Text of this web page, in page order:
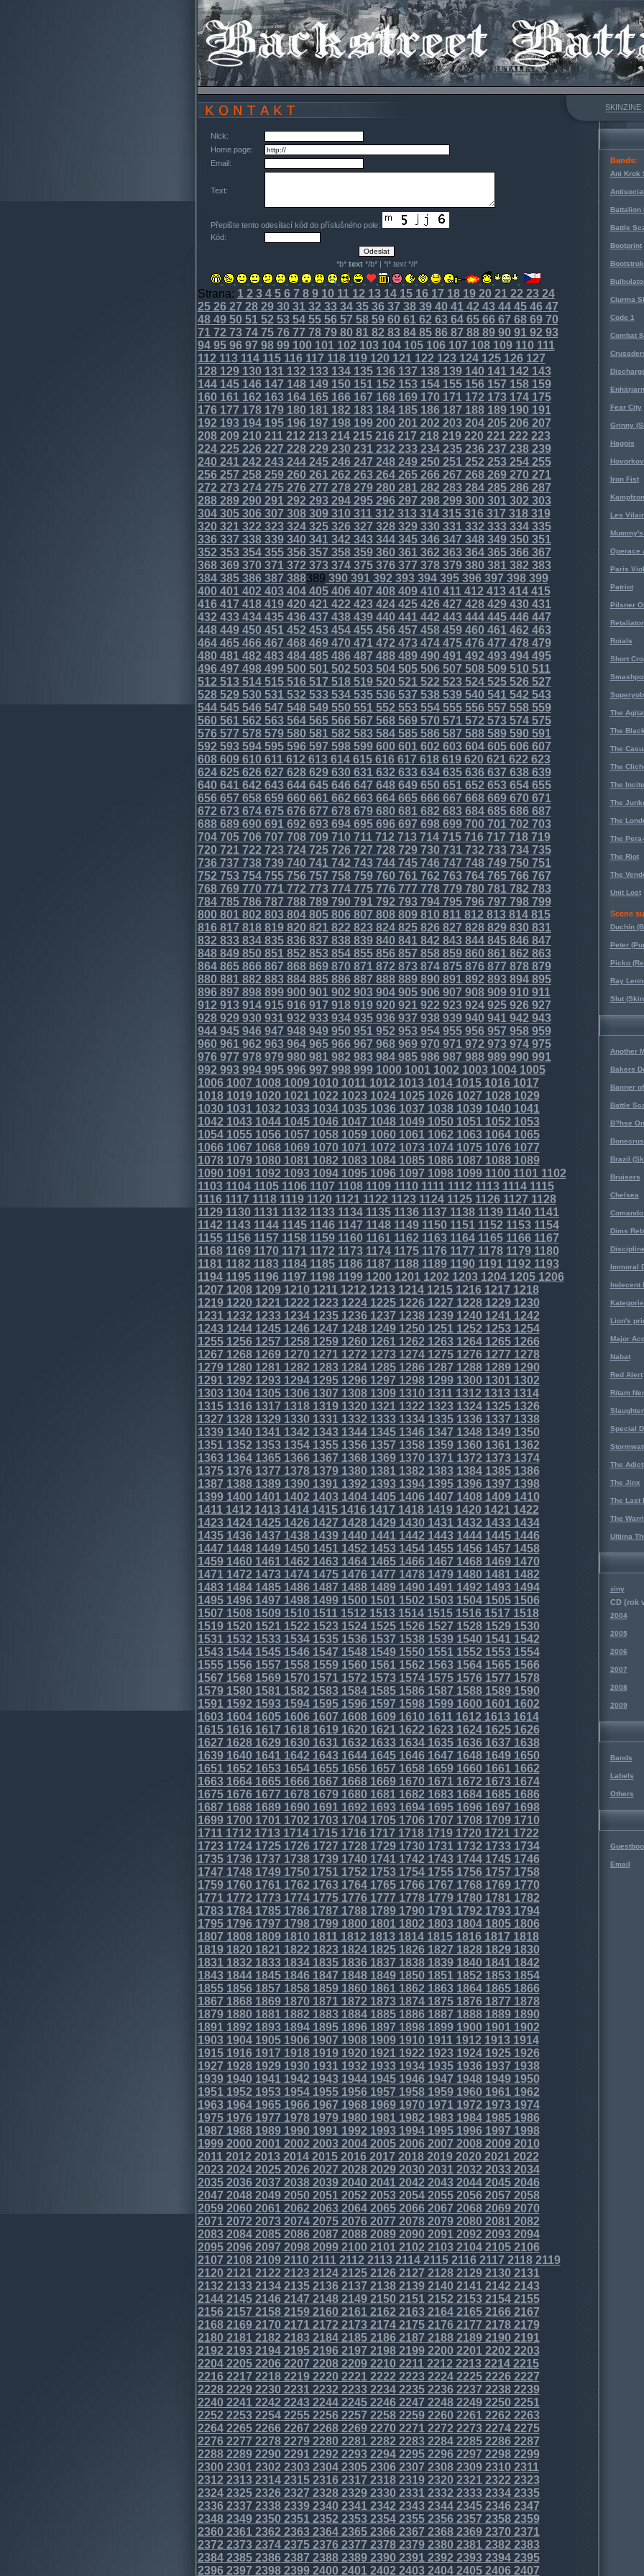
SKINZINE
Nick:
Home page:
Email:
Text:
Přepište tento odesílací kód do příslušného pole:
Kód:
*b* text*/b* | *i* text*/i*
Strana: 12 34567 89101112 1314151617 1819202122 2324
252627 2829303132 3334353637 3839404142 4344454647
4849505152 5354555657 5859606162 6364656667 686970
7172 7374757677 7879808182 8384858687 8889909192 93
94959697 9899100101102 103104105106107 108109110111
112 113114115116117 118119120121122 123124125126127
128129130131132 133134135136137 138139140141142 143
144145146147 148149150151152 153154155156157 158159
160161162 163164165166167 168169170171172 173174175
176177 178179180181182 183184185186187 188189190191
192 193194195196197 198199200201202 203204205206207
208209210211212 213214215216217 218219220221222 223
224225226227 228229230231232 233234235236237 238239
240241242 243244245246247 248249250251252 253254255
256257 258259260261262 263264265266267 268269270271
272 273274275276277 278279280281282 283284285286287
288289290291292 293294295296297 298299300301302 303
304305306307 308309310311312 313314315316317 318319
320321322 323324325326327 328329330331332 333334335
336337 338339340341342 343344345346347 348349350351
352 353354355356357 358359360361362 363364365366367
368369370371372 373374375376377 378379380381382 383
384385386387 388389 390391392 393394395396397 398399
400401402 403404405406407 408409410411412 413414415
416417 418419420421422 423424425426427 428429430431
432 433434435436437 438439440441442 443444445446447
448449450451452 453454455456457 458459460461462 463
464465466467 468469470471472 473474475476477 478479
480481482 483484485486487 488489490491492 493494495
496497 498499500501502 503504505506507 508509510511
512 513514515516517 518519520521522 523524525526527
528529530531532 533534535536537 538539540541542 543
544545546547 548549550551552 553554555556557 558559
560561562 563564565566567 568569570571572 573574575
576577 578579580581582 583584585586587 588589590591
592 593594595596597 598599600601602 603604605606607
608609610611612 613614615616617 618619620621622 623
624625626627 628629630631632 633634635636637 638639
640641642 643644645646647 648649650651652 653654655
656657 658659660661662 663664665666667 668669670671
672 673674675676677 678679680681682 683684685686687
688689690691692 693694695696697 698699700701702 703
704705706707 708709710711712 713714715716717 718719
720721722 723724725726727 728729730731732 733734735
736737 738739740741742 743744745746747 748749750751
752 753754755756757 758759760761762 763764765766767
768769770771772 773774775776777 778779780781782 783
784785786787 788789790791792 793794795796797 798799
800801802 803804805806807 808809810811812 813814815
816817 818819820821822 823824825826827 828829830831
832 833834835836837 838839840841842 843844845846847
848849850851852 853854855856857 858859860861862 863
864865866867 868869870871872 873874875876877 878879
880881882 883884885886887 888889890891892 893894895
896897 898899900901902 903904905906907 908909910911
912 913914915916917 918919920921922 923924925926927
928929930931932 933934935936937 938939940941942 943
944945946947 948949950951952 953954955956957 958959
960961962 963964965966967 968969970971972 973974975
976977 978979980981982 983984985986987 988989990991
992 993994995996997 998999100010011002 100310041005
10061007 10081009101010111012 10131014101510161017
10181019102010211022 10231024102510261027 10281029
103010311032 10331034103510361037 1038103910401041
1042 10431044104510461047 10481049105010511052 1053
1054105510561057 10581059106010611062 106310641065
10661067 10681069107010711072 10731074107510761077
10781079108010811082 10831084108510861087 10881089
109010911092 10931094109510961097 10981099110011011102
11031104110511061107 11081109111011111112 111311141115
11161117 11181119112011211122 11231124112511261127 1128
1129113011311132 11331134113511361137 1138113911401141
1142 11431144114511461147 11481149115011511152 11531154
115511561157 11581159116011611162 11631164116511661167
11681169117011711172 11731174117511761177 117811791180
11811182 11831184118511861187 11881189119011911192 1193
1194119511961197 11981199120012011202 1203120412051206
1207 12081209121012111212 12131214121512161217 1218
1219122012211222 12231224122512261227 122812291230
12311232 12331234123512361237 12381239124012411242
12431244124512461247 12481249125012511252 12531254
125512561257 12581259126012611262 1263126412651266
1267 12681269127012711272 12731274127512761277 1278
1279128012811282 12831284128512861287 128812891290
12911292 12931294129512961297 12981299130013011302
13031304130513061307 13081309131013111312 13131314
131513161317 13181319132013211322 1323132413251326
1327 13281329133013311332 13331334133513361337 1338
1339134013411342 13431344134513461347 134813491350
13511352 13531354135513561357 13581359136013611362
13631364136513661367 13681369137013711372 13731374
137513761377 13781379138013811382 1383138413851386
1387 13881389139013911392 13931394139513961397 1398
1399140014011402 14031404140514061407 140814091410
14111412 14131414141514161417 14181419142014211422
14231424142514261427 14281429143014311432 14331434
143514361437 14381439144014411442 1443144414451446
1447 14481449145014511452 14531454145514561457 1458
1459146014611462 14631464146514661467 146814691470
14711472 14731474147514761477 14781479148014811482
14831484148514861487 14881489149014911492 14931494
149514961497 14981499150015011502 1503150415051506
1507 15081509151015111512 15131514151515161517 1518
1519152015211522 15231524152515261527 152815291530
15311532 15331534153515361537 15381539154015411542
15431544154515461547 15481549155015511552 15531554
155515561557 15581559156015611562 1563156415651566
1567 15681569157015711572 15731574157515761577 1578
1579158015811582 15831584158515861587 158815891590
15911592 15931594159515961597 15981599160016011602
16031604160516061607 16081609161016111612 16131614
161516161617 16181619162016211622 1623162416251626
1627 16281629163016311632 16331634163516361637 1638
1639164016411642 16431644164516461647 164816491650
16511652 16531654165516561657 16581659166016611662
16631664166516661667 16681669167016711672 16731674
167516761677 16781679168016811682 1683168416851686
1687 16881689169016911692 16931694169516961697 1698
1699170017011702 17031704170517061707 170817091710
17111712 17131714171517161717 17181719172017211722
17231724172517261727 17281729173017311732 17331734
173517361737 17381739174017411742 1743174417451746
1747 17481749175017511752 17531754175517561757 1758
1759176017611762 17631764176517661767 176817691770
17711772 17731774177517761777 17781779178017811782
17831784178517861787 17881789179017911792 17931794
179517961797 17981799180018011802 1803180418051806
1807 18081809181018111812 18131814181518161817 1818
1819182018211822 18231824182518261827 182818291830
18311832 18331834183518361837 18381839184018411842
18431844184518461847 18481849185018511852 18531854
185518561857 18581859186018611862 1863186418651866
1867 18681869187018711872 18731874187518761877 1878
1879188018811882 18831884188518861887 188818891890
18911892 18931894189518961897 18981899190019011902
19031904190519061907 19081909191019111912 19131914
191519161917 19181919192019211922 1923192419251926
1927 19281929193019311932 19331934193519361937 1938
1939194019411942 19431944194519461947 194819491950
19511952 19531954195519561957 19581959196019611962
19631964196519661967 19681969197019711972 19731974
197519761977 19781979198019811982 1983198419851986
1987 19881989199019911992 19931994199519961997 1998
1999200020012002 20032004200520062007 200820092010
20112012 20132014201520162017 20182019202020212022
20232024202520262027 20282029203020312032 20332034
203520362037 20382039204020412042 2043204420452046
2047 20482049205020512052 20532054205520562057 2058
2059206020612062 20632064206520662067 206820692070
20712072 20732074207520762077 20782079208020812082
20832084208520862087 20882089209020912092 20932094
209520962097 20982099210021012102 2103210421052106
2107 21082109211021112112 21132114211521162117 21182119
212021212122 21232124212521262127 2128212921302131
2132 21332134213521362137 21382139214021412142 2143
2144214521462147 21482149215021512152 215321542155
21562157 21582159216021612162 21632164216521662167
21682169217021712172 21732174217521762177 21782179
218021812182 21832184218521862187 2188218921902191
2192 21932194219521962197 21982199220022012202 2203
2204220522062207 22082209221022112212 221322142215
22162217 22182219222022212222 22232224222522262227
22282229223022312232 22332234223522362237 22382239
224022412242 22432244224522462247 2248224922502251
2252 22532254225522562257 22582259226022612262 2263
2264226522662267 22682269227022712272 227322742275
22762277 22782279228022812282 22832284228522862287
22882289229022912292 22932294229522962297 22982299
230023012302 23032304230523062307 2308230923102311
2312 23132314231523162317 23182319232023212322 2323
2324232523262327 23282329233023312332 233323342335
23362337 23382339234023412342 23432344234523462347
23482349235023512352 23532354235523562357 23582359
236023612362 23632364236523662367 2368236923702371
2372 23732374237523762377 23782379238023812382 2383
2384238523862387 23882389239023912392 239323942395
23962397 23982399240024012402 24032404240524062407
Bands:
Ani Krok
Battalion
Battle
Bootprint
Ciurma
Code 1
Combat
Fear City
Grinny
Haggis
Iron Fist
Les
Operace
Paris
Patriot
Pilsner
Retaliator
Roials
Short
Superyob
The
The
The
The
The
The
The
The
The Riot
The
Unit Lost
Scene
Duchin
Peter
Picko
Ray
Slut
Another
Bakers
Banner
Battle
B?hse
Brazil
Bruisers
Chelsea
Dims
Immoral
Indecent
Lion's
Major
Nabat
Red Alert
Ritam
Special
The
The Jinx
The Last
The
Ultima
ziny
CD (rok
2004
2005
2006
2007
2008
2009
Bands
Labels
Others
Email